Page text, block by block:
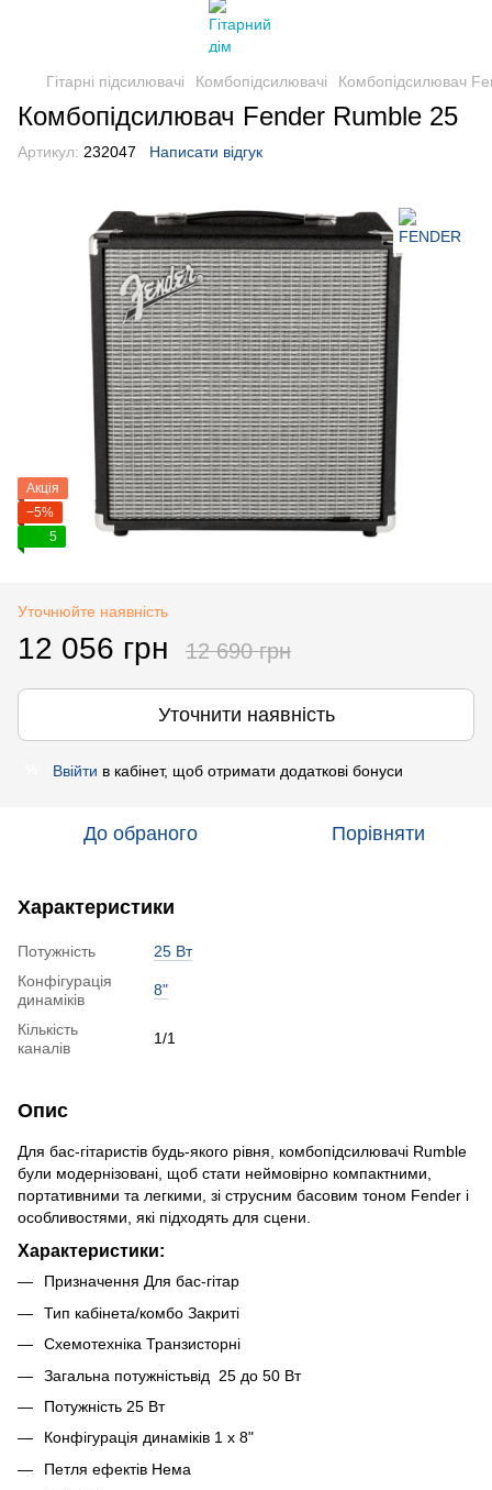
Гітарні підсилювачі Комбопідсилювачі Комбопідсилювач
Комбопідсилювач Fender Rumble 25
Артикул: 232047 Написати відгук
Акція
−5%
5
Уточнюйте наявність
12 056 грн 12 690 грн
Уточнити наявність
Ввійти в кабінет, щоб отримати додаткові бонуси
До обраного Порівняти
Характеристики
Потужність
25 Вт
Конфігурація
динаміків
8"
Кількість
каналів
1/1
Опис
Для бас-гітаристів будь-якого рівня, комбопідсилювачі Rumble
були модернізовані, щоб стати неймовірно компактними,
портативними та легкими, зі струсним басовим тоном Fender і
особливостями, які підходять для сцени.
Характеристики:
Призначення Для бас-гітар
Тип кабінета/комбо Закриті
Схемотехніка Транзисторні
Загальна потужністьвід 25 до 50 Вт
Потужність 25 Вт
Конфігурація динаміків 1 x 8"
Петля ефектів Нема